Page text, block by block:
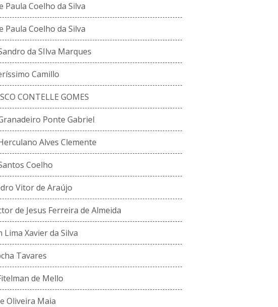
Paula Coelho da Silva
Paula Coelho da Silva
da SIlva Marques
Camillo
CONTELLE GOMES
Ponte Gabriel
Alves Clemente
Coelho
Vitor de Araújo
de Jesus Ferreira de Almeida
Lima Xavier da Silva
Tavares
de Mello
Oliveira Maia